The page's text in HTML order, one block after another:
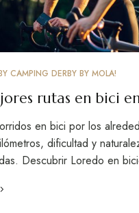
CAMPING DERBY BY MOLA!
rutas en bici
en bici por los
dificultad y
Descubrir Loredo en